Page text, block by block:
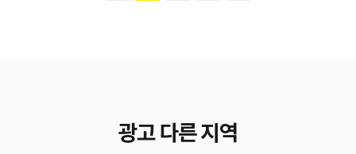
광고 다른 지역